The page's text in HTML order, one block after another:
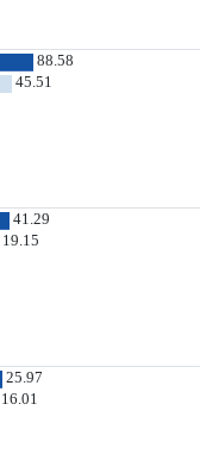
88.58
45.51
41.29
19.15
25.97
16.01